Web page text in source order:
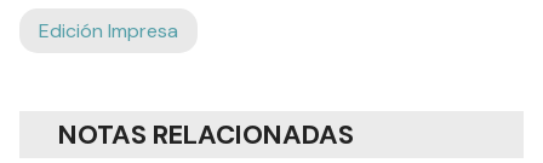
Edición Impresa
NOTAS RELACIONADAS